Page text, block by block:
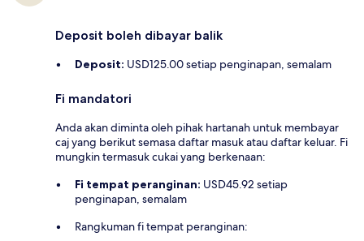
Deposit boleh dibayar balik
Deposit: USD125.00 setiap penginapan, semalam
Fi mandatori
Anda akan diminta oleh pihak hartanah untuk membayar
caj yang berikut semasa daftar masuk atau daftar keluar. Fi
mungkin termasuk cukai yang berkenaan:
Fi tempat peranginan: USD45.92 setiap
penginapan, semalam
Rangkuman fi tempat peranginan: